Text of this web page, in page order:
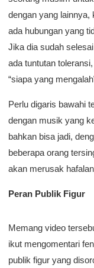
dengan yang lainnya,
ada hubungan yang
Jika dia sudah
ada tuntutan
“siapa yang
Perlu digaris bawahi
dengan musik yang
bahkan bisa jadi,
beberapa orang
akan merusak
Peran Publik Figur
Memang video
ikut mengomentari
publik figur yang